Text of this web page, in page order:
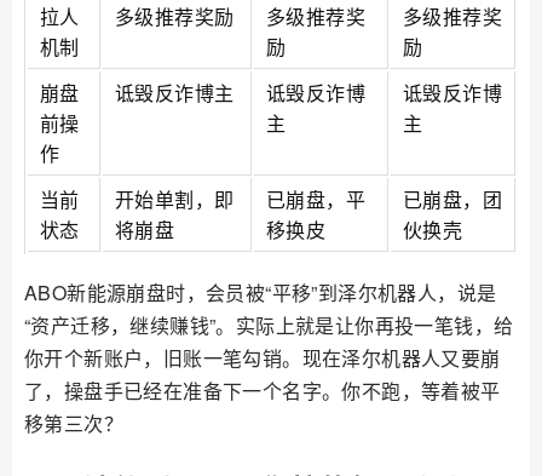
拉人
机制
多级推荐奖励
多级推荐奖
励
多级推荐奖
励
崩盘
前操
作
诋毁反诈博主
诋毁反诈博
主
诋毁反诈博
主
当前
状态
开始单割，即
将崩盘
已崩盘，平
移换皮
已崩盘，团
伙换壳
ABO新能源崩盘时，会员被“平移”到泽尔机器人，说是
“资产迁移，继续赚钱”。实际上就是让你再投一笔钱，给
你开个新账户，旧账一笔勾销。现在泽尔机器人又要崩
了，操盘手已经在准备下一个名字。你不跑，等着被平
移第三次？